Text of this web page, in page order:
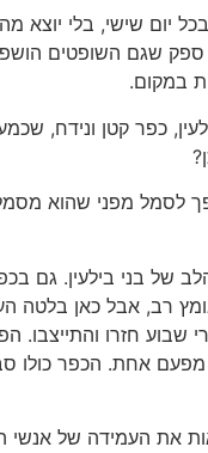
בכל יום שישי, בלי
ספק שגם השופטים
במקום.
כפר קטן ונידח,
לסמל מפני שהוא
של בני בילעין. גם
רב, אבל כאן בלטה
חזרו והתייצבו.
מפעם אחת. הכפר כולו
את העמידה של אנשי